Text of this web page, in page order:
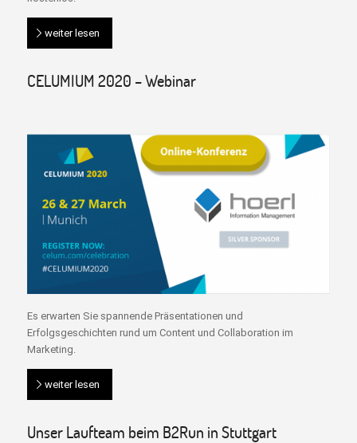
weiter lesen
CELUMIUM 2020 – Webinar
Es erwarten Sie spannende Präsentationen und
Erfolgsgeschichten rund um Content und Collaboration im
Marketing.
weiter lesen
Unser Laufteam beim B2Run in Stuttgart